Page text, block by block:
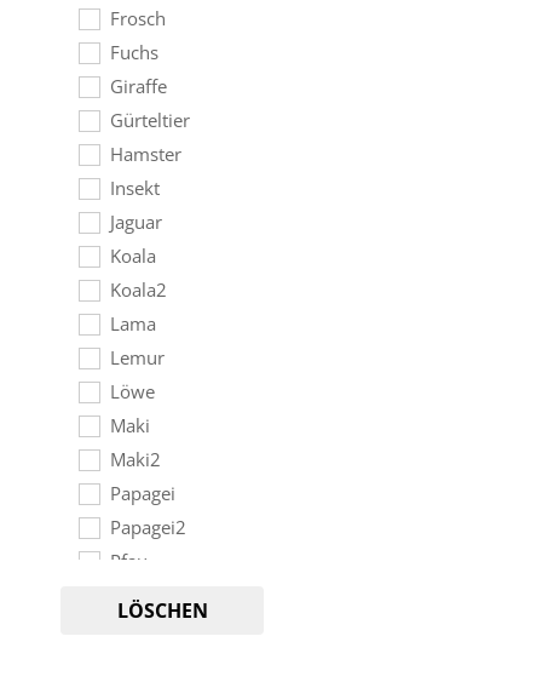
Frosch
Fuchs
Giraffe
Gürteltier
Hamster
Insekt
Jaguar
Koala
Koala2
Lama
Lemur
Löwe
Maki
Maki2
Papagei
Papagei2
Pfau
PimpedArt
LÖSCHEN